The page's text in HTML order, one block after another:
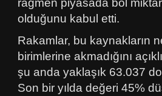
rağmen piyasada bol
olduğunu kabul etti.
Rakamlar, bu kaynakların
birimlerine akmadığını
şu anda yaklaşık 63.037
Son bir yılda değeri 45%